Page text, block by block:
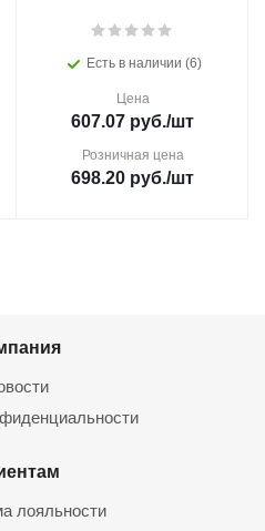
Есть в наличии (6)
Цена
607.07 руб./шт
Розничная цена
698.20 руб./шт
лояльности